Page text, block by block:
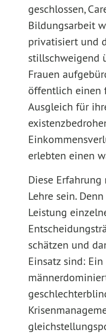
geschlossen,
Bildungsarbeit
privatisiert und
stillschweigend
Frauen
öffentlich einen
Ausgleich für
erlebten einen
Diese Erfahrung
Lehre sein.
Leistung
schätzen und
Einsatz sind: